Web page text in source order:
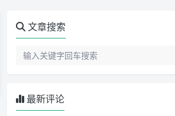
文章搜索
最新评论